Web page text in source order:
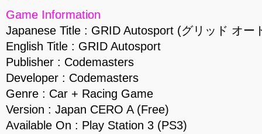
Game Information
Japanese Title : GRID Autosport (グリッド オー
English Title : GRID Autosport
Publisher : Codemasters
Developer : Codemasters
Genre : Car + Racing Game
Version : Japan CERO A (Free)
Available On : Play Station 3 (PS3)